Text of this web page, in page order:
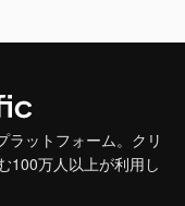
ラットフォーム。クリ
100万人以上が利用し